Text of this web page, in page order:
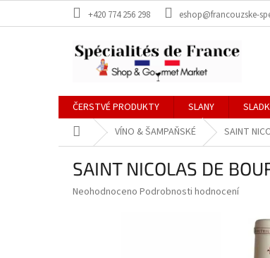
+420 774 256 298 eshop@francouzske-
ČERSTVÉ PRODUKTY SLANY
Domů VÍNO & ŠAMPAŇSKÉ SAINT
SAINT NICOLAS DE
Průměrné
Neohodnoceno Podrobnosti hodnocení